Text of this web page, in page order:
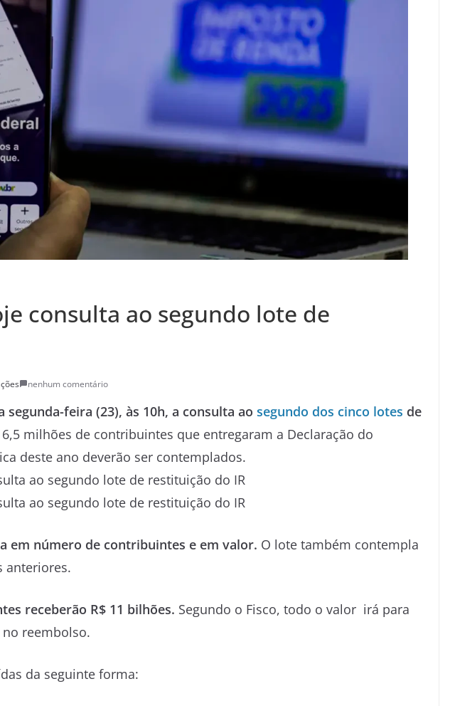
consulta ao segundo lote de
nenhum comentário
segunda-feira (23), às 10h, a consulta ao segundo dos cinco lotes de
6,5 milhões de contribuintes que entregaram a Declaração do
deste ano deverão ser contemplados.
em número de contribuintes e em valor. O lote também contempla
anteriores.
receberão R$ 11 bilhões. Segundo o Fisco, todo o valor irá para
reembolso.
da seguinte forma: